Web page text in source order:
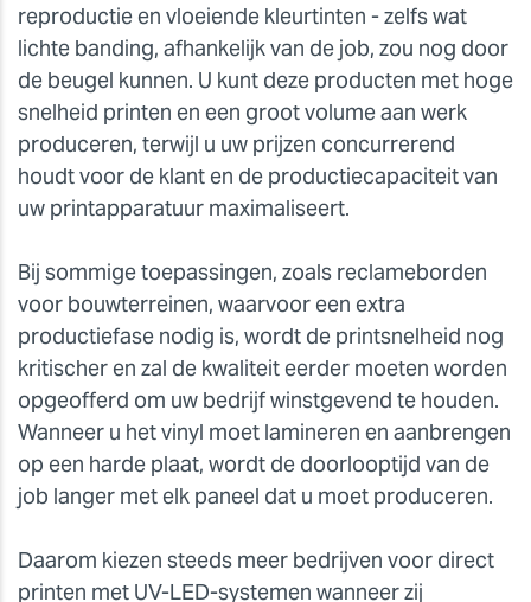
reproductie en vloeiende kleurtinten - zelfs wat
lichte banding, afhankelijk van de job, zou nog door
de beugel kunnen. U kunt deze producten met hoge
snelheid printen en een groot volume aan werk
produceren, terwijl u uw prijzen concurrerend
houdt voor de klant en de productiecapaciteit van
uw printapparatuur maximaliseert.
Bij sommige toepassingen, zoals reclameborden
voor bouwterreinen, waarvoor een extra
productiefase nodig is, wordt de printsnelheid nog
kritischer en zal de kwaliteit eerder moeten worden
opgeofferd om uw bedrijf winstgevend te houden.
Wanneer u het vinyl moet lamineren en aanbrengen
op een harde plaat, wordt de doorlooptijd van de
job langer met elk paneel dat u moet produceren.
Daarom kiezen steeds meer bedrijven voor direct
printen met UV-LED-systemen wanneer zij